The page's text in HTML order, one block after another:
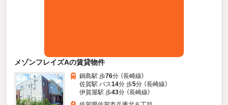
メゾンフレイズAの賃貸物件
鍋島駅 歩76分 （長崎線）
佐賀駅 バス14分 歩5分 （長崎線）
伊賀屋駅 歩43分 （長崎線）